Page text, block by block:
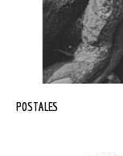
POSTALES